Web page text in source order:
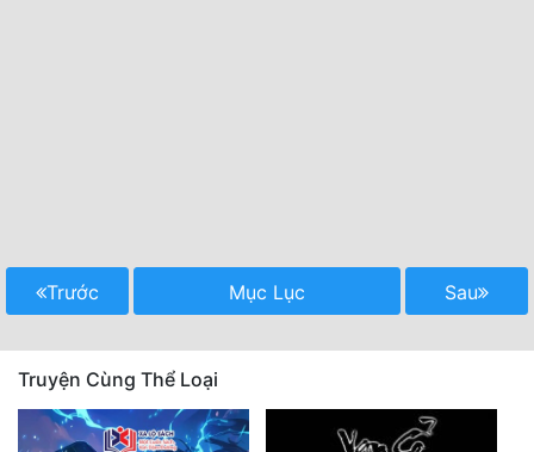
Trước Mục Lục Sau
Truyện Cùng Thể Loại